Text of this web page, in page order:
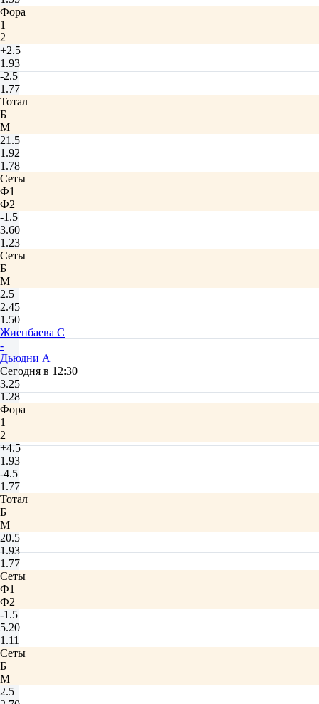
Фора
1
2
+2.5
1.93
-2.5
1.77
Тотал
Б
М
21.5
1.92
1.78
Сеты
Ф1
Ф2
-1.5
3.60
1.23
Сеты
Б
М
2.5
2.45
1.50
Жиенбаева C
-
Дьюдни А
Сегодня в 12:30
3.25
1.28
Фора
1
2
+4.5
1.93
-4.5
1.77
Тотал
Б
М
20.5
1.93
1.77
Сеты
Ф1
Ф2
-1.5
5.20
1.11
Сеты
Б
М
2.5